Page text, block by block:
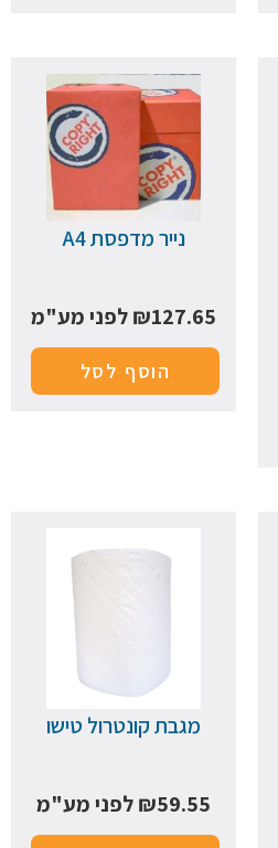
נייר מדפסת A4
₪127.65 לפני מע"מ
הוסף לסל
מגבת קונטרול טישו
₪59.55 לפני מע"מ